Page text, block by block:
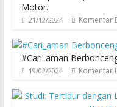
Motor.
21/12/2024 Komentar
#Cari_aman
19/02/2024 Komentar